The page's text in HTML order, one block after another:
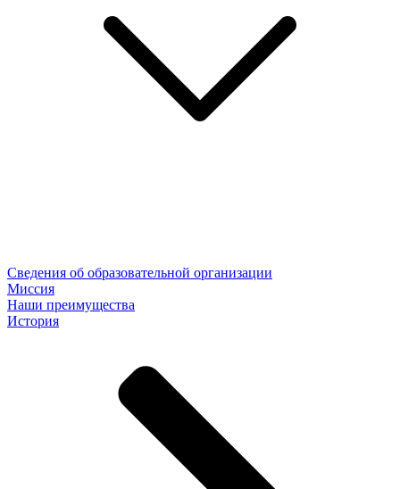
Сведения об образовательной организации
Миссия
Наши преимущества
История